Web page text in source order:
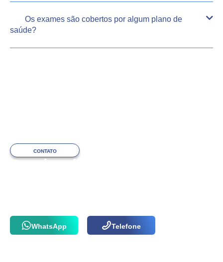
Os exames são cobertos por algum plano de
saúde?
CONTATO
Precisa de ajuda
WhatsApp Telefone